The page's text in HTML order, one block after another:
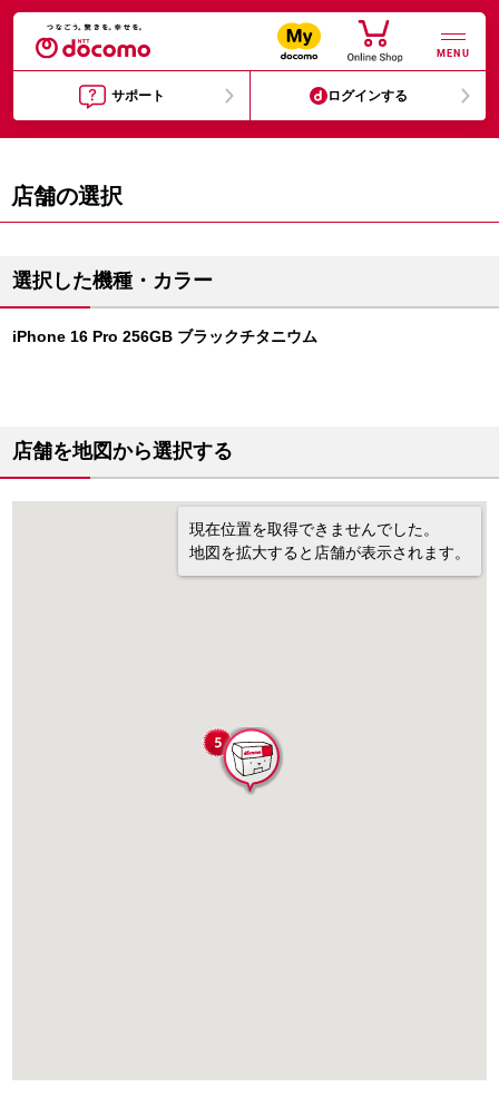
MENU
サポート ログインする
店舗の選択
選択した機種・カラー
iPhone 16 Pro 256GB ブラックチタニウム
店舗を地図から選択する
現在位置を取得できませんでした。
地図を拡大すると店舗が表示されます。